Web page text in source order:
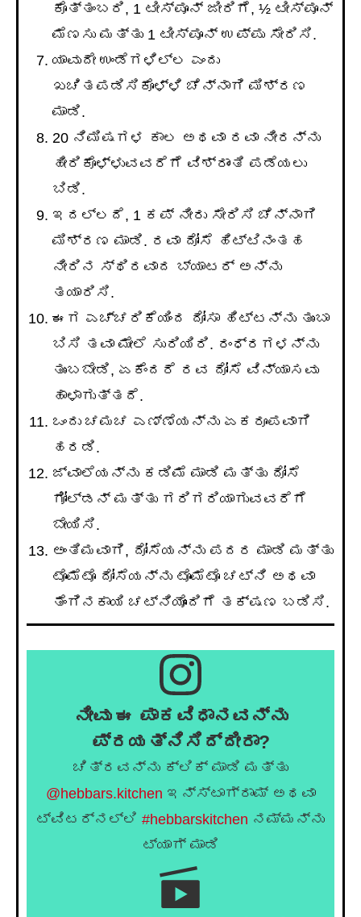
ಕೊತ್ತಂಬರಿ, 1 ಟೀಸ್ಪೂನ್ ಜೀರಿಗೆ, ½ ಟೀಸ್ಪೂನ್
ಮೆಣಸು ಮತ್ತು 1 ಟೀಸ್ಪೂನ್ ಉಪ್ಪು ಸೇರಿಸಿ.
ಯಾವುದೇ ಉಂಡೆಗಳಿಲ್ಲ ಎಂದು
ಖಚಿತಪಡಿಸಿಕೊಳ್ಳಿ ಚೆನ್ನಾಗಿ ಮಿಶ್ರಣ
ಮಾಡಿ.
20 ನಿಮಿಷಗಳ ಕಾಲ ಅಥವಾ ರವಾ ನೀರನ್ನು
ಹೀರಿಕೊಳ್ಳುವವರೆಗೆ ವಿಶ್ರಾಂತಿ ಪಡೆಯಲು
ಬಿಡಿ.
ಇದಲ್ಲದೆ, 1 ಕಪ್ ನೀರು ಸೇರಿಸಿ ಚೆನ್ನಾಗಿ
ಮಿಶ್ರಣ ಮಾಡಿ. ರವಾ ದೋಸೆ ಹಿಟ್ಟಿನಂತಹ
ನೀರಿನ ಸ್ಥಿರವಾದ ಬ್ಯಾಟರ್ ಅನ್ನು
ತಯಾರಿಸಿ.
ಈಗ ಎಚ್ಚರಿಕೆಯಿಂದ ದೋಸಾ ಹಿಟ್ಟನ್ನು ತುಂಬಾ
ಬಿಸಿ ತವಾ ಮೇಲೆ ಸುರಿಯಿರಿ. ರಂಧ್ರಗಳನ್ನು
ತುಂಬಬೇಡಿ, ಏಕೆಂದರೆ ರವ ದೋಸೆ ವಿನ್ಯಾಸವು
ಹಾಳಾಗುತ್ತದೆ.
ಒಂದು ಚಮಚ ಎಣ್ಣೆಯನ್ನು ಏಕರೂಪವಾಗಿ
ಹರಡಿ.
ಜ್ವಾಲೆಯನ್ನು ಕಡಿಮೆ ಮಾಡಿ ಮತ್ತು ದೋಸೆ
ಗೋಲ್ಡನ್ ಮತ್ತು ಗರಿಗರಿಯಾಗುವವರೆಗೆ
ಬೇಯಿಸಿ.
ಅಂತಿಮವಾಗಿ, ದೋಸೆಯನ್ನು ಪದರ ಮಾಡಿ ಮತ್ತು
ಟೊಮೆಟೊ ದೋಸೆಯನ್ನು ಟೊಮೆಟೊ ಚಟ್ನಿ ಅಥವಾ
ತೆಂಗಿನಕಾಯಿ ಚಟ್ನಿಯೊಂದಿಗೆ ತಕ್ಷಣ ಬಡಿಸಿ.
ನೀವು ಈ ಪಾಕವಿಧಾನವನ್ನು
ಪ್ರಯತ್ನಿಸಿದ್ದೀರಾ?
ಚಿತ್ರವನ್ನು ಕ್ಲಿಕ್ ಮಾಡಿ ಮತ್ತು
@hebbars.kitchen ಇನ್ಸ್ಟಾಗ್ರಾಮ್ ಅಥವಾ
ಟ್ವಿಟರ್‌ನಲ್ಲಿ #hebbarskitchen ನಮ್ಮನ್ನು
ಟ್ಯಾಗ್ ಮಾಡಿ